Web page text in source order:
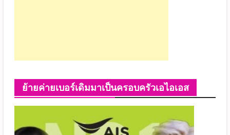
ย้ายค่ายเบอร์เดิมมาเป็นครอบครัวเอไอเอส